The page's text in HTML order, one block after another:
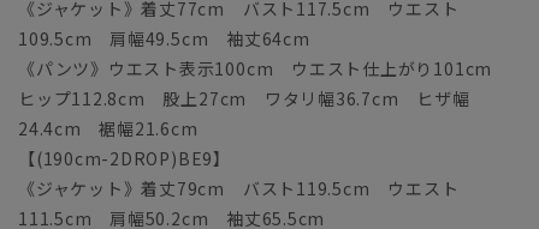
《ジャケット》着丈77cm バスト117.5cm ウエスト
109.5cm 肩幅49.5cm 袖丈64cm
《パンツ》ウエスト表示100cm ウエスト仕上がり101cm
ヒップ112.8cm 股上27cm ワタリ幅36.7cm ヒザ幅
24.4cm 裾幅21.6cm
【(190cm-2DROP)BE9】
《ジャケット》着丈79cm バスト119.5cm ウエスト
111.5cm 肩幅50.2cm 袖丈65.5cm